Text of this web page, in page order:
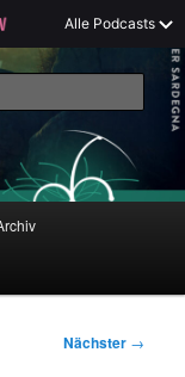
Alle Podcasts
u
e
Nächster →